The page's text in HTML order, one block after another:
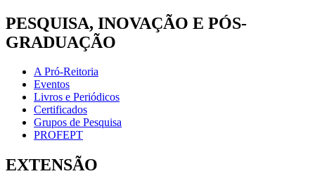
PESQUISA, INOVAÇÃO E PÓS-
GRADUAÇÃO
A Pró-Reitoria
Eventos
Livros e Periódicos
Certificados
Grupos de Pesquisa
PROFEPT
EXTENSÃO